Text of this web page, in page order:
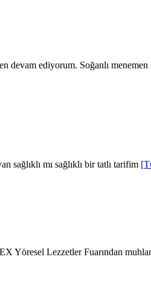
devam ediyorum. Soğanlı
mı sağlıklı bir tatlı tarifim
Yöresel Lezzetler Fuarından